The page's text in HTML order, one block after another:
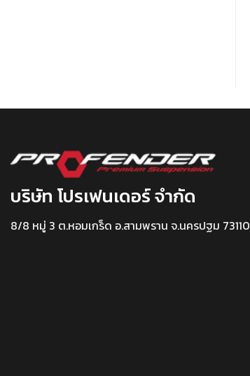
บริษัท โปรเฟนเดอร์ จำกัด
8/8 หมู่ 3 ต.หอมเกร็ด อ.สามพราน จ.นครปฐม 73110